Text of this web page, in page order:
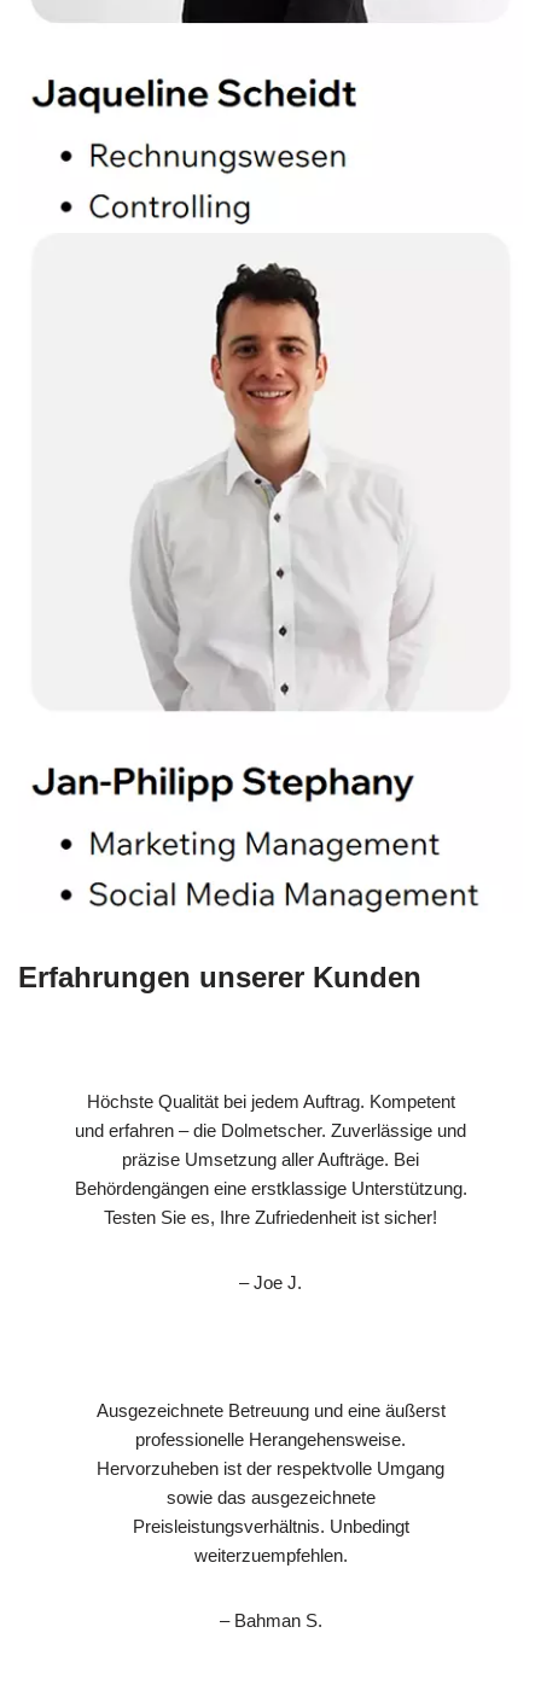
Erfahrungen unserer Kunden
Höchste Qualität bei jedem Auftrag. Kompetent
und erfahren – die Dolmetscher. Zuverlässige und
präzise Umsetzung aller Aufträge. Bei
Behördengängen eine erstklassige Unterstützung.
Testen Sie es, Ihre Zufriedenheit ist sicher!
– Joe J.
Ausgezeichnete Betreuung und eine äußerst
professionelle Herangehensweise.
Hervorzuheben ist der respektvolle Umgang
sowie das ausgezeichnete
Preisleistungsverhältnis. Unbedingt
weiterzuempfehlen.
– Bahman S.